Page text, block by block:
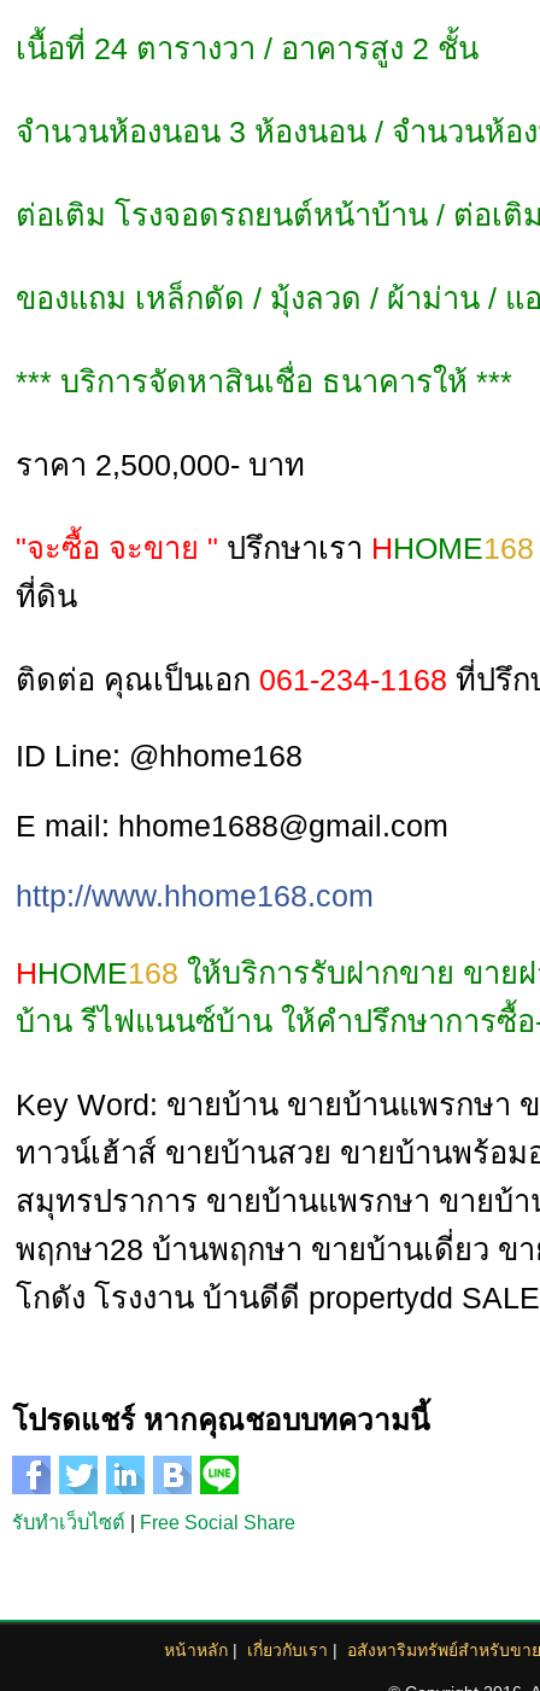
เนื้อที่ 24 ตารางวา / อาคารสูง 2 ชั้น
จำนวนห้องนอน 3 ห้องนอน / จำนวนห้อ
ต่อเติม โรงจอดรถยนต์หน้าบ้าน / ต่อเติ
ของแถม เหล็กดัด / มุ้งลวด / ผ้าม่าน / แ
*** บริการจัดหาสินเชื่อ ธนาคารให้ ***
ราคา 2,500,000- บาท
"จะซื้อ จะขาย " ปรึกษาเรา HHOME
ที่ดิน
ติดต่อ คุณเป็นเอก 061-234-1168 ที่ปรึก
ID Line: @hhome168
E mail: hhome1688@gmail.com
http://www.hhome168.com
HHOME168 ให้บริการรับฝากขาย ขาย
บ้าน รีไฟแนนซ์บ้าน ให้คำปรึกษาการซื้
Key Word: ขายบ้าน ขายบ้านแพรกษา
ทาวน์เฮ้าส์ ขายบ้านสวย ขายบ้านพร้อม
สมุทรปราการ ขายบ้านแพรกษา ขายบ้
พฤกษา28 บ้านพฤกษา ขายบ้านเดี่ยว
โกดัง โรงงาน บ้านดีดี propertydd
โปรดแชร์ หากคุณชอบบทความนี้
รับทำเว็บไซต์ | Free Social Share
หน้าหลัก| เกี่ยวกับเรา | อสังหาริมทรัพย์สำหรับขาย